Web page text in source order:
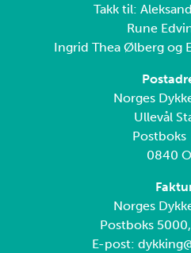
Takk til:
Rune
Ingrid Thea Ølberg og
Norges
Ullevål
0840
Norges
Postboks
E-post: